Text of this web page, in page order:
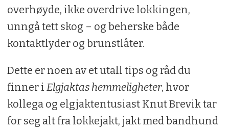
overhøyde, ikke overdrive lokkingen,
unngå tett skog – og beherske både
kontaktlyder og brunstlåter.
Dette er noen av et utall tips og råd du
finner i Elgjaktas hemmeligheter, hvor
kollega og elgjaktentusiast Knut Brevik tar
for seg alt fra lokkejakt, jakt med bandhund